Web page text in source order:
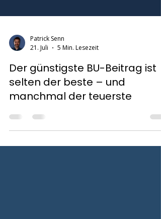
Patrick Senn
21. Juli
5 Min. Lesezeit
Der günstigste BU-Beitrag ist
selten der beste – und